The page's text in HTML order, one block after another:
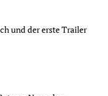
und der erste Trailer